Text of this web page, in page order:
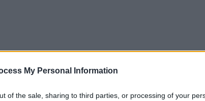
My Personal Information
of the sale, sharing to third parties, or processing of your